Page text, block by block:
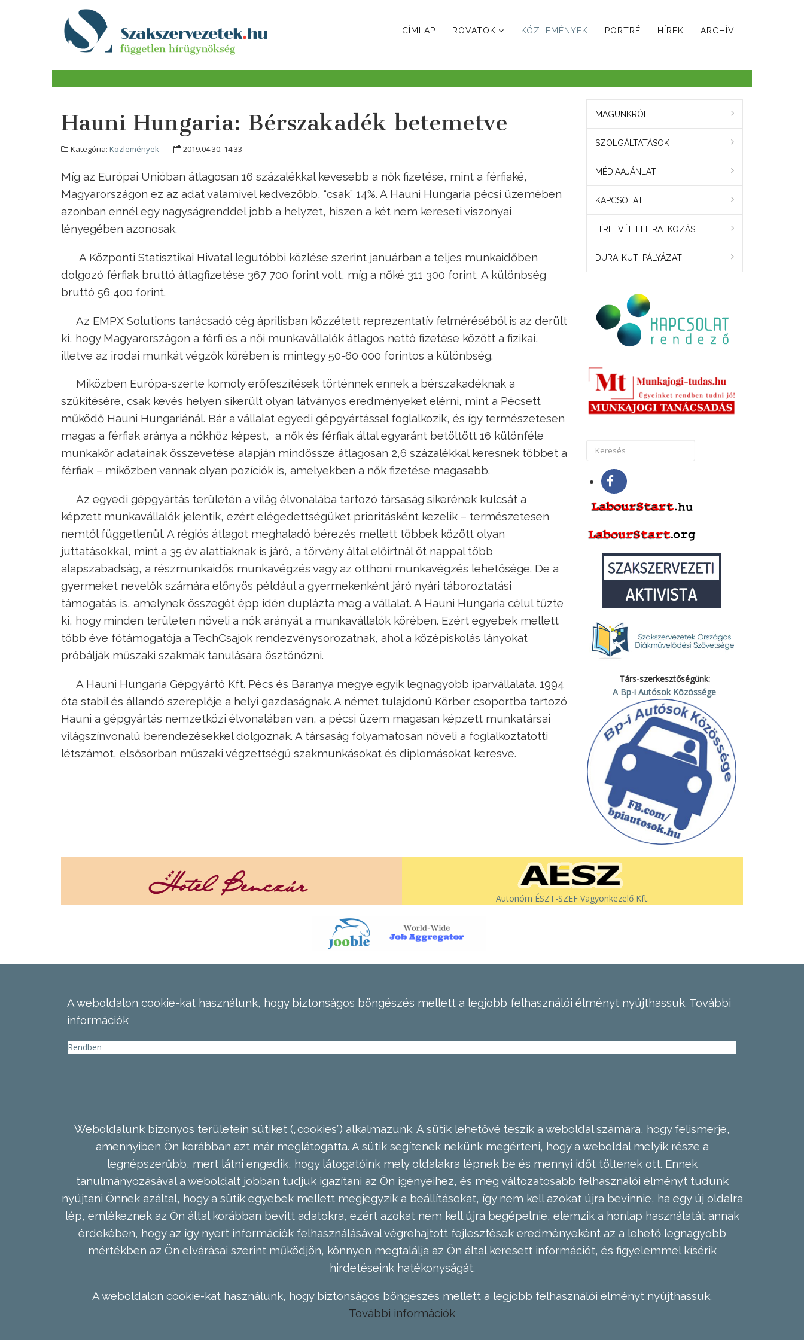
CÍMLAP ROVATOK KÖZLEMÉNYEK PORTRÉ HÍREK ARCHÍV
Hauni Hungaria: Bérszakadék betemetve
Kategória: Közlemények 2019.04.30. 14:33
Míg az Európai Unióban átlagosan 16 százalékkal kevesebb a nők fizetése, mint a férfiaké,
Magyarországon ez az adat valamivel kedvezőbb, “csak” 14%. A Hauni Hungaria pécsi üzemében
azonban ennél egy nagyságrenddel jobb a helyzet, hiszen a két nem kereseti viszonyai
lényegében azonosak.
A Központi Statisztikai Hivatal legutóbbi közlése szerint januárban a teljes munkaidőben
dolgozó férfiak bruttó átlagfizetése 367 700 forint volt, míg a nőké 311 300 forint. A különbség
bruttó 56 400 forint.
Az EMPX Solutions tanácsadó cég áprilisban közzétett reprezentatív felméréséből is az derült
ki, hogy Magyarországon a férfi és a női munkavállalók átlagos nettó fizetése között a fizikai,
illetve az irodai munkát végzők körében is mintegy 50-60 000 forintos a különbség.
Miközben Európa-szerte komoly erőfeszítések történnek ennek a bérszakadéknak a
szűkítésére, csak kevés helyen sikerült olyan látványos eredményeket elérni, mint a Pécsett
működő Hauni Hungariánál. Bár a vállalat egyedi gépgyártással foglalkozik, és így természetesen
magas a férfiak aránya a nőkhöz képest, a nők és férfiak által egyaránt betöltött 16 különféle
munkakör adatainak összevetése alapján mindössze átlagosan 2,6 százalékkal keresnek többet a
férfiak – miközben vannak olyan pozíciók is, amelyekben a nők fizetése magasabb.
Az egyedi gépgyártás területén a világ élvonalába tartozó társaság sikerének kulcsát a
képzett munkavállalók jelentik, ezért elégedettségüket prioritásként kezelik – természetesen
nemtől függetlenül. A régiós átlagot meghaladó bérezés mellett többek között olyan
juttatásokkal, mint a 35 év alattiaknak is járó, a törvény által előírtnál öt nappal több
alapszabadság, a részmunkaidős munkavégzés vagy az otthoni munkavégzés lehetősége. De a
gyermeket nevelők számára előnyös például a gyermekenként járó nyári táboroztatási
támogatás is, amelynek összegét épp idén duplázta meg a vállalat. A Hauni Hungaria célul tűzte
ki, hogy minden területen növeli a nők arányát a munkavállalók körében. Ezért egyebek mellett
több éve főtámogatója a TechCsajok rendezvénysorozatnak, ahol a középiskolás lányokat
próbálják műszaki szakmák tanulására ösztönözni.
A Hauni Hungaria Gépgyártó Kft. Pécs és Baranya megye egyik legnagyobb iparvállalata. 1994
óta stabil és állandó szereplője a helyi gazdaságnak. A német tulajdonú Körber csoportba tartozó
Hauni a gépgyártás nemzetközi élvonalában van, a pécsi üzem magasan képzett munkatársai
világszínvonalú berendezésekkel dolgoznak. A társaság folyamatosan növeli a foglalkoztatotti
létszámot, elsősorban műszaki végzettségű szakmunkásokat és diplomásokat keresve.
MAGUNKRÓL
SZOLGÁLTATÁSOK
MÉDIAAJÁNLAT
KAPCSOLAT
HÍRLEVÉL FELIRATKOZÁS
DURA-KUTI PÁLYÁZAT
Társ-szerkesztőségünk:
A Bp-i Autósok Közössége
Autonóm ÉSZT-SZEF Vagyonkezelő Kft.
A weboldalon cookie-kat használunk, hogy biztonságos böngészés mellett a legjobb felhasználói élményt nyújthassuk. További
információk
Rendben
Weboldalunk bizonyos területein sütiket („cookies”) alkalmazunk. A sütik lehetővé teszik a weboldal számára, hogy felismerje,
amennyiben Ön korábban azt már meglátogatta. A sütik segítenek nekünk megérteni, hogy a weboldal melyik része a
legnépszerűbb, mert látni engedik, hogy látogatóink mely oldalakra lépnek be és mennyi időt töltenek ott. Ennek
tanulmányozásával a weboldalt jobban tudjuk igazítani az Ön igényeihez, és még változatosabb felhasználói élményt tudunk
nyújtani Önnek azáltal, hogy a sütik egyebek mellett megjegyzik a beállításokat, így nem kell azokat újra bevinnie, ha egy új oldalra
lép, emlékeznek az Ön által korábban bevitt adatokra, ezért azokat nem kell újra begépelnie, elemzik a honlap használatát annak
érdekében, hogy az így nyert információk felhasználásával végrehajtott fejlesztések eredményeként az a lehető legnagyobb
mértékben az Ön elvárásai szerint működjön, könnyen megtalálja az Ön által keresett információt, és figyelemmel kísérik
hirdetéseink hatékonyságát.
A weboldalon cookie-kat használunk, hogy biztonságos böngészés mellett a legjobb felhasználói élményt nyújthassuk.
További információk